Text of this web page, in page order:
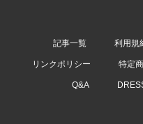
記事一覧 利用規
リンクポリシー 特定
Q&A